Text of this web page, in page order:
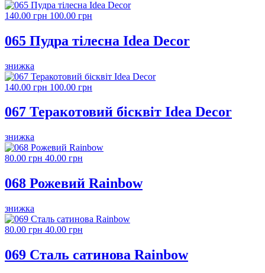
140.00 грн 100.00 грн
065 Пудра тілесна Idea Decor
знижка
140.00 грн 100.00 грн
067 Теракотовий бісквіт Idea Decor
знижка
80.00 грн 40.00 грн
068 Рожевий Rainbow
знижка
80.00 грн 40.00 грн
069 Сталь сатинова Rainbow